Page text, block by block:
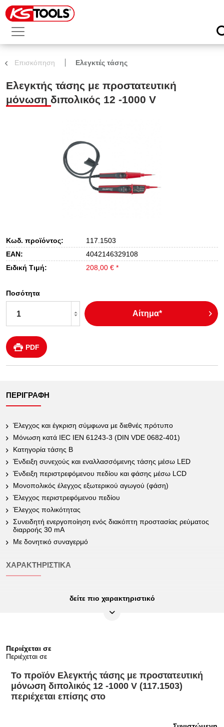
Επισκόπηση Ελεγκτές τάσης
Ελεγκτής τάσης με προστατευτική
μόνωση διπολικός 12 -1000 V
Κωδ. προϊόντος:
117.1503
EAN:
4042146329108
Ειδική Τιμή:
208,00 € *
Ποσότητα
Αίτημα*
PDF
ΠΕΡΙΓΡΑΦΉ
Έλεγχος και έγκριση σύμφωνα με διεθνές πρότυπο
Μόνωση κατά IEC IEN 61243-3 (DIN VDE 0682-401)
Κατηγορία τάσης B
Ένδειξη συνεχούς και εναλλασσόμενης τάσης μέσω LED
Ένδειξη περιστρεφόμενου πεδίου και φάσης μέσω LCD
Μονοπολικός έλεγχος εξωτερικού αγωγού (φάση)
Έλεγχος περιστρεφόμενου πεδίου
Έλεγχος πολικότητας
Συνειδητή ενεργοποίηση ενός διακόπτη προστασίας ρεύματος
διαρροής 30 mA
Με δονητικό συναγερμό
ΧΑΡΑΚΤΗΡΙΣΤΙΚΆ
LED/LCD
68
Βαθμίδα ένδειξης:
ενεργοποίησης:
Εύρος εναλλασσόμενης
τάσης:
12 - 24 - 50 - 120 - 230 - 400 -
δείτε πιο χαρακτηριστικό
Περιέχεται σε
Περιέχεται σε
Το προϊόν Ελεγκτής τάσης με προστατευτική
μόνωση διπολικός 12 -1000 V (117.1503)
περιέχεται επίσης στο